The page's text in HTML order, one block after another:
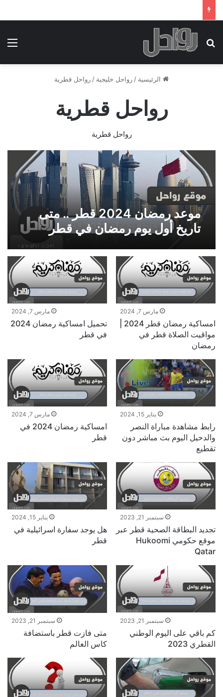
بحث عن
الرئيسية / رواحل خليجية / رواحل قطرية
رواحل قطرية
رواحل قطرية
موعد رمضان 2024 قطر .. متى
تاريخ أول يوم رمضان في قطر
مارس 7, 2024
تحميل امساكية رمضان 2024
في قطر
مارس 7, 2024
مواقيت الصلاة قطر في
رمضان
مارس 7, 2024
امساكية رمضان 2024 في
قطر
يناير 15, 2024
رابط مشاهدة مباراة النصر
والدحيل اليوم بث مباشر دون
تقطيع
يناير 15, 2024
هل يوجد سفارة اسرائيلية في
قطر
سبتمبر 21, 2023
تجديد البطاقة الصحية قطر عبر
موقع حكومي Hukoomi
Qatar
سبتمبر 21, 2023
متى فازت قطر باستضافة
كاس العالم
سبتمبر 21, 2023
كم باقي على اليوم الوطني
القطري 2023